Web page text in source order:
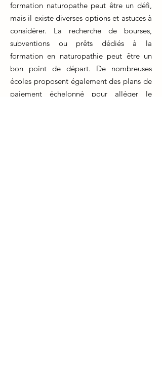
formation naturopathe peut être un défi,
mais il existe diverses options et astuces à
considérer. La recherche de bourses,
subventions ou prêts dédiés à la
formation en naturopathie peut être un
bon point de départ. De nombreuses
écoles proposent également des plans de
paiement échelonné pour alléger le